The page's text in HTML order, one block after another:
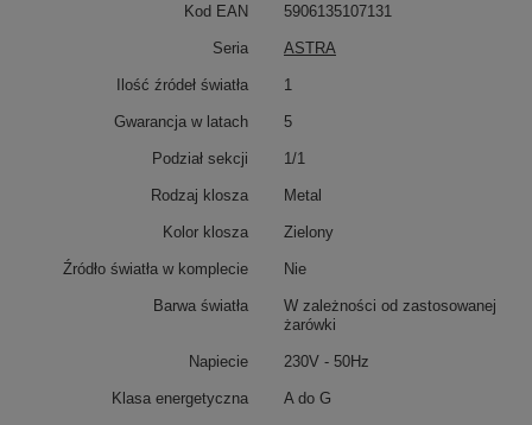
Kod EAN 5906135107131
Seria ASTRA
Ilość źródeł światła 1
Gwarancja w latach 5
Podział sekcji 1/1
Rodzaj klosza Metal
Kolor klosza Zielony
Źródło światła w komplecie Nie
Barwa światła
W zależności od zastosowanej
żarówki
Napiecie 230V - 50Hz
Klasa energetyczna A do G